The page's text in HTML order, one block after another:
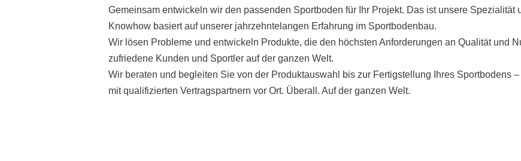
Gemeinsam entwickeln wir den passenden Sportboden für Ihr Projekt. Das ist unsere Spezialität
Knowhow basiert auf unserer jahrzehntelangen Erfahrung im Sportbodenbau.
Wir lösen Probleme und entwickeln Produkte, die den höchsten Anforderungen an Qualität und
zufriedene Kunden und Sportler auf der ganzen Welt.
Wir beraten und begleiten Sie von der Produktauswahl bis zur Fertigstellung Ihres Sportbodens
mit qualifizierten Vertragspartnern vor Ort. Überall. Auf der ganzen Welt.